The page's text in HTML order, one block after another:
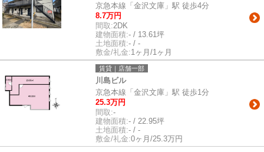
京急本線「金沢文庫」駅 徒歩4分
8.7万円
間取:2DK
建物面積:- / 13.61坪
土地面積:- / -
敷金/礼金:1ヶ月/1ヶ月
賃貸｜店舗一部
川島ビル
京急本線「金沢文庫」駅 徒歩1分
25.3万円
間取:-
建物面積:- / 22.95坪
土地面積:- / -
敷金/礼金:0ヶ月/25.3万円